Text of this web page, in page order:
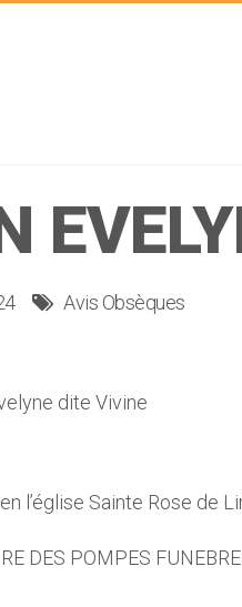
Avis Obsèques
dite Vivine
l’église Sainte Rose de
DES POMPES